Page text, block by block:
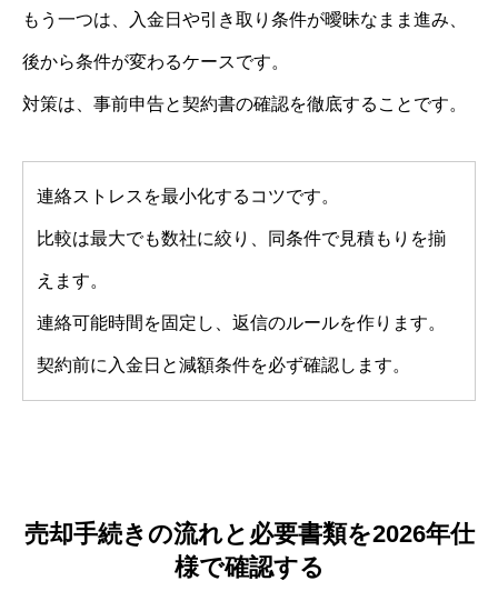
もう一つは、入金日や引き取り条件が曖昧なまま進み、
後から条件が変わるケースです。
対策は、事前申告と契約書の確認を徹底することです。
連絡ストレスを最小化するコツです。
比較は最大でも数社に絞り、同条件で見積もりを揃
えます。
連絡可能時間を固定し、返信のルールを作ります。
契約前に入金日と減額条件を必ず確認します。
売却手続きの流れと必要書類を2026年仕
様で確認する